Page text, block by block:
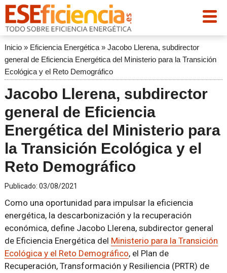
Inicio» Eficiencia Energética» Jacobo Llerena, subdirector
general de Eficiencia Energética del Ministerio para la Transición
Ecológica y el Reto Demográfico
Jacobo Llerena, subdirector
general de Eficiencia
Energética del Ministerio para
la Transición Ecológica y el
Reto Demográfico
Publicado: 03/08/2021
Como una oportunidad para impulsar la eficiencia
energética, la descarbonización y la recuperación
económica, define Jacobo Llerena, subdirector general
de Eficiencia Energética del Ministerio para la Transición
Ecológica y el Reto Demográfico, el Plan de
Recuperación, Transformación y Resiliencia (PRTR) de